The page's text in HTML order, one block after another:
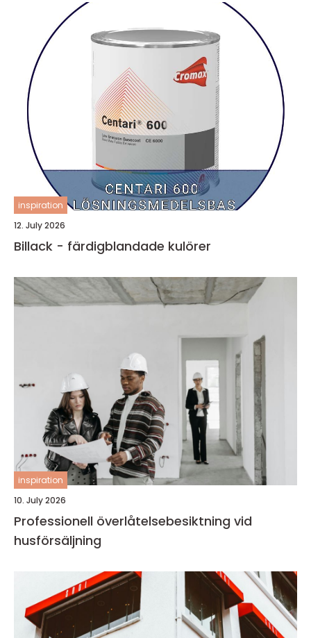
inspiration
12. July 2026
Billack - färdigblandade kulörer
inspiration
10. July 2026
Professionell överlåtelsebesiktning vid
husförsäljning